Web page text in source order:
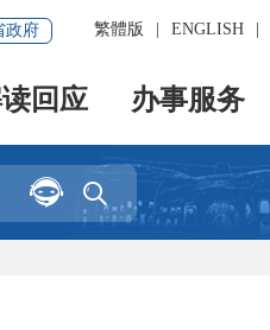
繁體版 ENGLISH
政府
回应 办事服务

